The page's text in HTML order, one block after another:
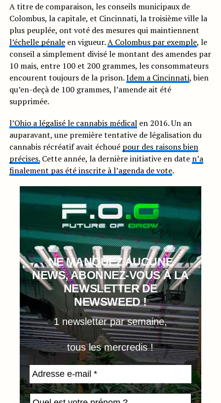
A titre de comparaison, les conseils municipaux de
Colombus, la capitale, et Cincinnati, la troisième ville la
plus peuplée, ont voté des mesures qui maintiennent
l’échelle pénaleen vigueur.A Colombus par exemple, le
conseil a simplement divisé le montant des amendes par
10 mais, entre 100 et 200 grammes, les consommateurs
encourent toujours de la prison.Idem a Cincinnati, bien
qu’en-deçà de 100 grammes, l’amende ait été
supprimée.
l’Ohio a légalisé le cannabis médicalen 2016. Un an
auparavant, une première tentative de légalisation du
cannabis récréatif avait échoué pour des raisons bien
précises.Cette année, la dernière initiative en date n’a
finalement pas été inscrite à l’agenda de vote.
NE MANQUEZ AUCUNE
NEWS, ABONNEZ-VOUS À LA
NEWSLETTER DE
NEWSWEED !
1 newsletter par semaine,
tous les mercredis !